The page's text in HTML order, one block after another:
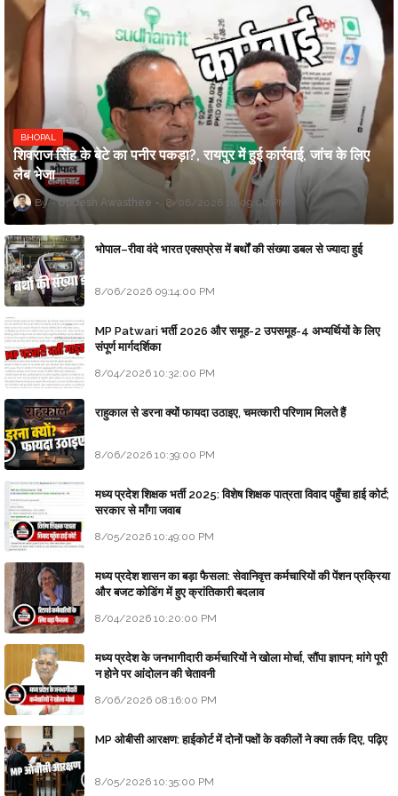
BHOPAL
शिवराज सिंह के बेटे का पनीर पकड़ा?, रायपुर में हुई कार्रवाई, जांच के लिए
लैब भेजा
Updesh Awasthee 8/06/2026 10:09:00 PM
भोपाल–रीवा वंदे भारत एक्सप्रेस में बर्थों की संख्या डबल से ज्यादा हुई
8/06/2026 09:14:00 PM
MP Patwari भर्ती 2026 और समूह-2 उपसमूह-4 अभ्यर्थियों के लिए
संपूर्ण मार्गदर्शिका
8/04/2026 10:32:00 PM
राहुकाल से डरना क्यों फायदा उठाइए, चमत्कारी परिणाम मिलते हैं
8/06/2026 10:39:00 PM
मध्य प्रदेश शिक्षक भर्ती 2025: विशेष शिक्षक पात्रता विवाद पहुँचा हाई कोर्ट;
सरकार से माँगा जवाब
8/05/2026 10:49:00 PM
मध्य प्रदेश शासन का बड़ा फैसला: सेवानिवृत्त कर्मचारियों की पेंशन प्रक्रिया
और बजट कोडिंग में हुए क्रांतिकारी बदलाव
8/04/2026 10:20:00 PM
मध्य प्रदेश के जनभागीदारी कर्मचारियों ने खोला मोर्चा, सौंपा ज्ञापन; मांगे पूरी
न होने पर आंदोलन की चेतावनी
8/06/2026 08:16:00 PM
MP ओबीसी आरक्षण: हाईकोर्ट में दोनों पक्षों के वकीलों ने क्या तर्क दिए, पढ़िए
8/05/2026 10:35:00 PM